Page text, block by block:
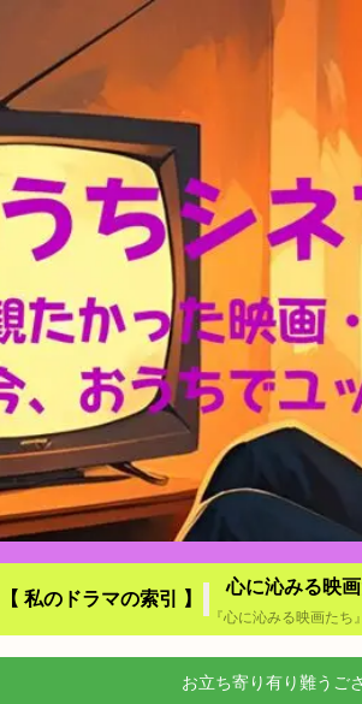
【 私のドラマの索引 】
心に沁みる映
お立ち寄り有り難うご